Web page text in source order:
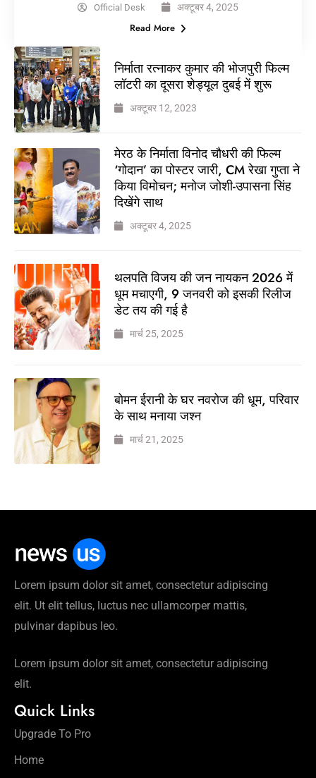
Official Desk अक्टूबर 4, 2025
Read More
निर्माता रत्नाकर कुमार की भोजपुरी फिल्म
लॉटरी का दूसरा शेड्यूल दुबई में शुरू
अक्टूबर 12, 2023
मेरठ के निर्माता विनोद चौधरी की फिल्म
‘गोदान’ का पोस्टर जारी, CM रेखा गुप्ता ने
किया विमोचन; मनोज जोशी-उपासना सिंह
दिखेंगे साथ
अक्टूबर 4, 2025
थलपति विजय की जन नायकन 2026 में
धूम मचाएगी, 9 जनवरी को इसकी रिलीज
डेट तय की गई है
मार्च 25, 2025
बोमन ईरानी के घर नवरोज की धूम, परिवार
के साथ मनाया जश्न
मार्च 21, 2025
Lorem ipsum dolor sit amet, consectetur adipiscing
elit. Ut elit tellus, luctus nec ullamcorper mattis,
pulvinar dapibus leo.
Lorem ipsum dolor sit amet, consectetur adipiscing
elit.
Quick Links
Upgrade To Pro
Home